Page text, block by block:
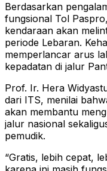
Berdasarkan
fungsional Tol
kendaraan akan
periode Lebaran.
memperlancar arus
kepadatan di jalur
Prof. Ir. Hera
dari ITS, menilai
akan membantu
jalur nasional
pemudik.
“Gratis, lebih cepat,